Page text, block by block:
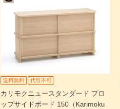
送料無料 代引不可
カリモクニュースタンダード プロ
ップサイドボード 150（Karimoku